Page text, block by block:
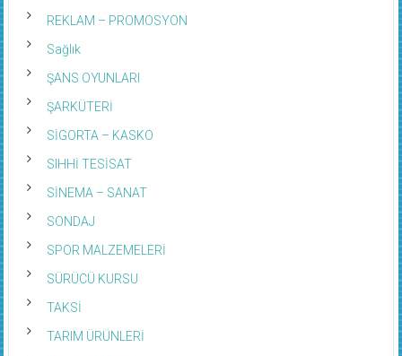
REKLAM – PROMOSYON
Sağlık
ŞANS OYUNLARI
ŞARKÜTERİ
SİGORTA – KASKO
SIHHİ TESİSAT
SİNEMA – SANAT
SONDAJ
SPOR MALZEMELERİ
SÜRÜCÜ KURSU
TAKSİ
TARIM ÜRÜNLERİ